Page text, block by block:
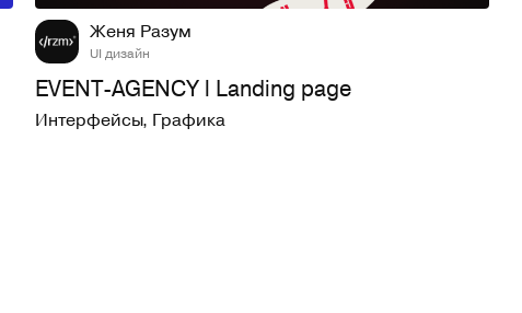
Женя Разум
UI дизайн
EVENT-AGENCY l Landing page
Интерфейсы, Графика